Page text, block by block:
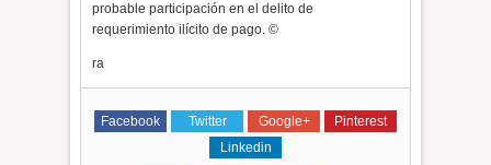
probable participación en el delito de
requerimiento ilícito de pago. ©
ra
Facebook Twitter Google+
Pinterest
Linkedin